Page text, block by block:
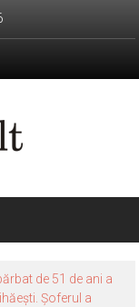
de 51 de ani a
Șoferul a